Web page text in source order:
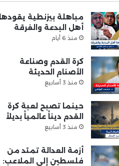
مباهلة بيزنطية يقودها
أهل البدعة والفرقة
منذ 6 أيام
كرة القدم وصناعة
الأصنام الحديثة
منذ 3 أسابيع
حينما تصبح لعبة كرة
القدم ديناً عالمياً بديلاً
منذ 3 أسابيع
أزمة العدالة تمتد من
فلسطين إلى الملاعب: